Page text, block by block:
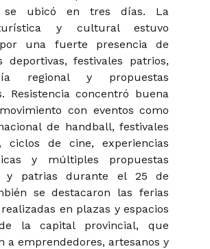
se ubicó en tres días. La
y cultural estuvo
una fuerte presencia de
deportivas, festivales patrios,
regional y propuestas
Resistencia concentró buena
con eventos como
de handball, festivales
ciclos de cine, experiencias
y múltiples propuestas
y patrias durante el 25 de
se destacaron las ferias
en plazas y espacios
la capital provincial, que
a emprendedores, artesanos y